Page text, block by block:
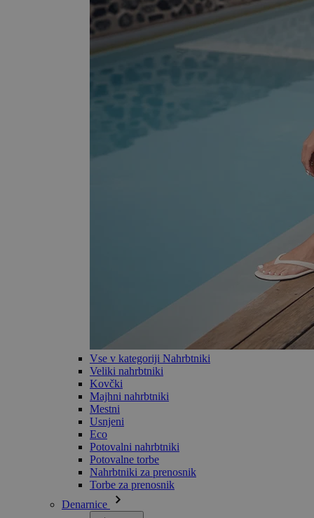
Vse v kategoriji Nahrbtniki
Veliki nahrbtniki
Kovčki
Majhni nahrbtniki
Mestni
Usnjeni
Eco
Potovalni nahrbtniki
Potovalne torbe
Nahrbtniki za prenosnik
Torbe za prenosnik
Denarnice